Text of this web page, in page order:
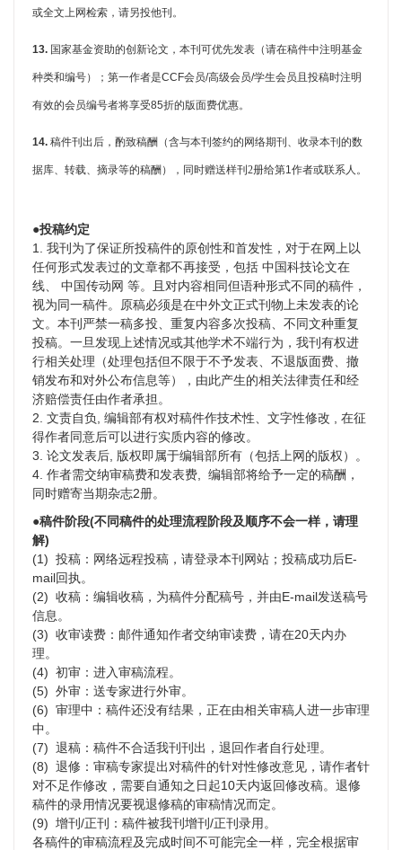
或全文上网检索，请另投他刊。
13. 国家基金资助的创新论文，本刊可优先发表（请在稿件中注明基金
种类和编号）；第一作者是CCF会员/高级会员/学生会员且投稿时注明
有效的会员编号者将享受85折的版面费优惠。
14. 稿件刊出后，酌致稿酬（含与本刊签约的网络期刊、收录本刊的数
据库、转载、摘录等的稿酬），同时赠送样刊2册给第1作者或联系人。
●投稿约定
1. 我刊为了保证所投稿件的原创性和首发性，对于在网上以
任何形式发表过的文章都不再接受，包括 中国科技论文在
线、 中国传动网 等。且对内容相同但语种形式不同的稿件，
视为同一稿件。原稿必须是在中外文正式刊物上未发表的论
文。本刊严禁一稿多投、重复内容多次投稿、不同文种重复
投稿。 一旦发现上述情况或其他学术不端行为，我刊有权进
行相关处理（处理包括但不限于不予发表、不退版面费、撤
销发布和对外公布信息等），由此产生的相关法律责任和经
济赔偿责任由作者承担。
2. 文责自负, 编辑部有权对稿件作技术性、文字性修改 , 在征
得作者同意后可以进行实质内容的修改。
3. 论文发表后, 版权即属于编辑部所有（包括上网的版权）。
4. 作者需交纳审稿费和发表费, 编辑部将给予一定的稿酬，
同时赠寄当期杂志2册。
●稿件阶段(不同稿件的处理流程阶段及顺序不会一样，请理
解)
(1) 投稿：网络远程投稿，请登录本刊网站；投稿成功后E-
mail回执。
(2) 收稿：编辑收稿，为稿件分配稿号，并由E-mail发送稿号
信息。
(3) 收审读费：邮件通知作者交纳审读费，请在20天内办
理。
(4) 初审：进入审稿流程。
(5) 外审：送专家进行外审。
(6) 审理中：稿件还没有结果，正在由相关审稿人进一步审理
中。
(7) 退稿：稿件不合适我刊刊出，退回作者自行处理。
(8) 退修：审稿专家提出对稿件的针对性修改意见，请作者针
对不足作修改，需要自通知之日起10天内返回修改稿。退修
稿件的录用情况要视退修稿的审稿情况而定。
(9) 增刊/正刊：稿件被我刊增刊/正刊录用。
各稿件的审稿流程及完成时间不可能完全一样，完全根据审